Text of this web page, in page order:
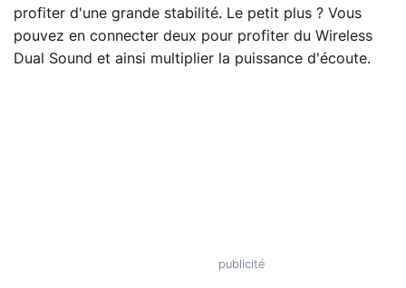
profiter d'une grande stabilité. Le petit plus ? Vous
pouvez en connecter deux pour profiter du Wireless
Dual Sound et ainsi multiplier la puissance d'écoute.